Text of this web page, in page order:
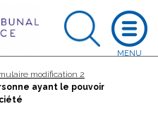
modification 2
ayant le pouvoir